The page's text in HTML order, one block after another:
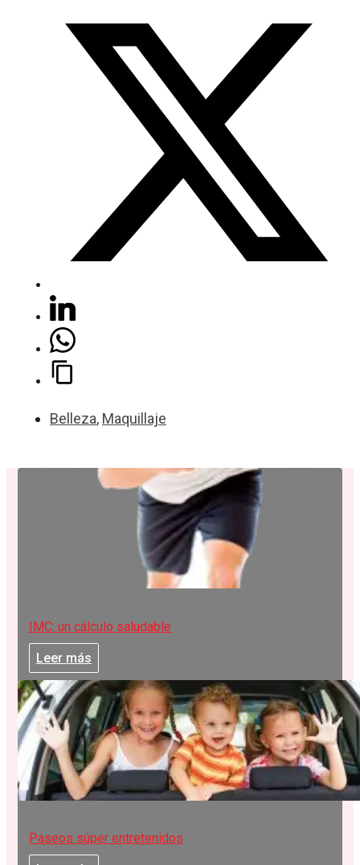
Belleza, Maquillaje
IMC: un cálculo saludable
Leer más
Paseos súper entretenidos